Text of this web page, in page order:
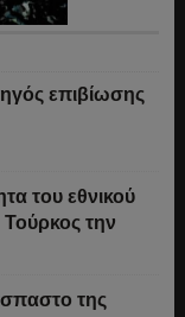
επιβίωσης
του εθνικού
την
της